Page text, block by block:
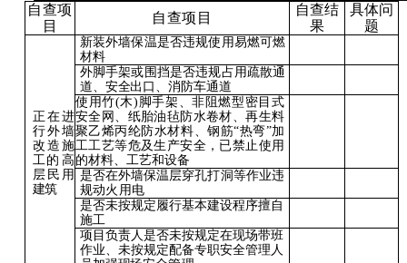
自查项
目
自查项目
自查结
果
具体问
题
正在进
行外墙
改造施
工 的高
层民用
建筑
新装外墙保温是否违规使用易燃可燃
材料
外脚手架或围挡是否违规占用疏散通
道、安全出口、消防车通道
使用竹(木)脚手架、非阻燃型密目式
安全网、纸胎油毡防水卷材、再生料
聚乙烯丙纶防水材料、钢筋“热弯”加
工工艺等危及生产安全，已禁止使用
的材料、工艺和设备
是否在外墙保温层穿孔打洞等作业违
规动火用电
是否未按规定履行基本建设程序擅自
施工
项目负责人是否未按规定在现场带班
作业、未按规定配备专职安全管理人